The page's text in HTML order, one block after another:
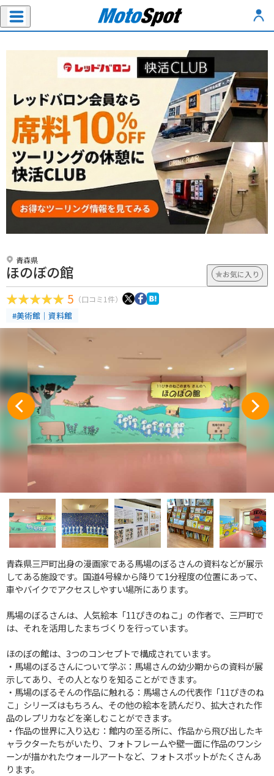
青森県
ほのぼの館 お気に入り
5 （口コミ1件）
#美術館｜資料館
青森県三戸町出身の漫画家である馬場のぼるさんの資料などが展示
してある施設です。国道4号線から降りて1分程度の位置にあって、
車やバイクでアクセスしやすい場所にあります。
馬場のぼるさんは、人気絵本「11ぴきのねこ」の作者で、三戸町で
は、それを活用したまちづくりを行っています。
ほのぼの館は、3つのコンセプトで構成されています。
・馬場のぼるさんについて学ぶ：馬場さんの幼少期からの資料が展
示してあり、その人となりを知ることができます。
・馬場のぼるそんの作品に触れる：馬場さんの代表作「11ぴきのね
こ」シリーズはもちろん、その他の絵本を読んだり、拡大された作
品のレプリカなどを楽しむことができます。
・作品の世界に入り込む：館内の至る所に、作品から飛び出したキ
ャラクターたちがいたり、フォトフレームや壁一面に作品のワンシ
ーンが描かれたウォールアートなど、フォトスポットがたくさんあ
ります。